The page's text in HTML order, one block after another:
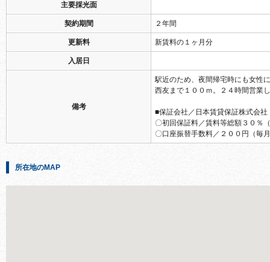
主要採光面
契約期間 ２年間
更新料 新賃料の１ヶ月分
入居日
備考
駅近のため、夜間帰宅時にも女性
西友まで１００ｍ。２４時間営業
■保証会社／日本賃貸保証株式会社
〇初回保証料／賃料等総額３０％
〇口座振替手数料／２００円（毎
所在地のMAP